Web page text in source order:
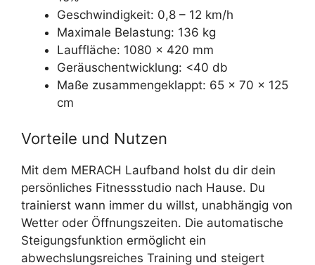
Geschwindigkeit: 0,8 – 12 km/h
Maximale Belastung: 136 kg
Lauffläche: 1080 x 420 mm
Geräuschentwicklung: <40 db
Maße zusammengeklappt: 65 x 70 x 125
cm
Vorteile und Nutzen
Mit dem MERACH Laufband holst du dir dein
persönliches Fitnessstudio nach Hause. Du
trainierst wann immer du willst, unabhängig von
Wetter oder Öffnungszeiten. Die automatische
Steigungsfunktion ermöglicht ein
abwechslungsreiches Training und steigert